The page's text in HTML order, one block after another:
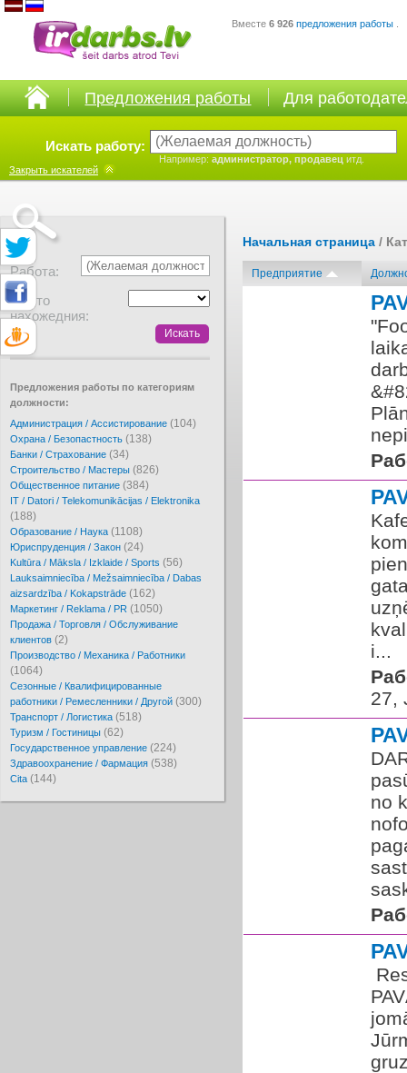
Вместе 6 926 предложения работы
Предложения работы Для
Искать работу:
Например: администратор, продавец итд.
Закрыть искателей
Работа:
Место
нахожедния:
Предложения работы по категориям
должности:
Администрация / Ассистирование (104)
Охрана / Безопастность (138)
Банки / Страхование (34)
Cтроительство / Мастеры (826)
Oбщественное питание (384)
IT / Datori / Telekomunikācijas / Elektronika
(188)
Образование / Наука (1108)
Юриспруденция / Закон (24)
Kultūra / Māksla / Izklaide / Sports (56)
Lauksaimniecība / Mežsaimniecība / Dabas
aizsardzība / Kokapstrāde (162)
Маркетинг / Reklama / PR (1050)
Продажа / Торговля / Обслуживание
клиентов (2)
Производство / Механика / Работники
(1064)
Сезонные / Квалифицированные
работники / Ремесленники / Другой (300)
Транспорт / Логистика (518)
Туризм / Гостиницы (62)
Государственное управление (224)
Здравоохранение / Фармация (538)
Cita (144)
Начальная страница /
Предприятие
i...
27,
no